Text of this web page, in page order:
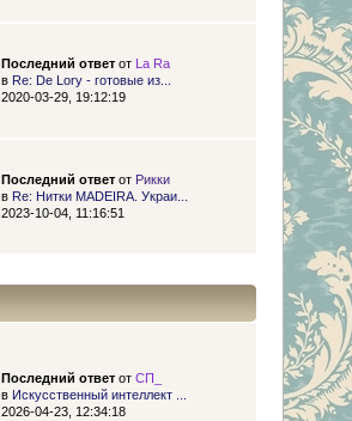
Последний ответот
La Ra
в Re: De Lory - готовые из...
2020-03-29, 19:12:19
Последний ответот Рикки
в Re: Нитки MADEIRA. Украи...
2023-10-04, 11:16:51
Последний ответот СП_
в Искусственный интеллект ...
2026-04-23, 12:34:18